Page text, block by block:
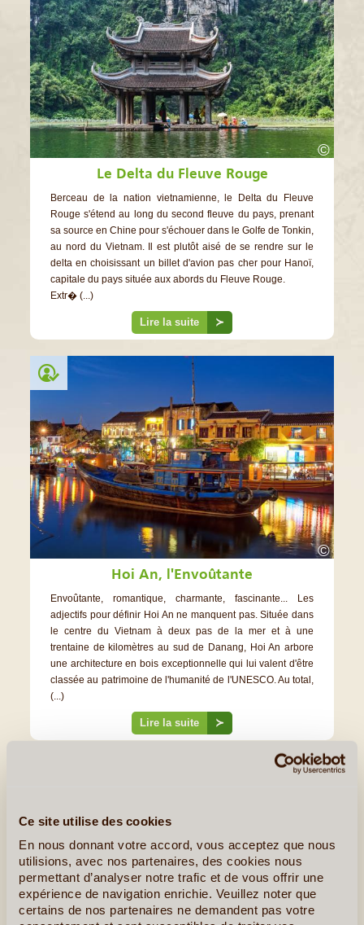
Ce site utilise des cookies
En nous donnant votre accord, vous acceptez que nous
utilisions, avec nos partenaires, des cookies nous
permettant d’analyser notre trafic et de vous offrir une
expérience de navigation enrichie. Veuillez noter que
certains de nos partenaires ne demandent pas votre
©
Le Delta du Fleuve Rouge
Berceau de la nation vietnamienne, le Delta du Fleuve
Rouge s'étend au long du second fleuve du pays, prenant
sa source en Chine pour s'échouer dans le Golfe de Tonkin,
au nord du Vietnam. Il est plutôt aisé de se rendre sur le
delta en choisissant un billet d'avion pas cher pour Hanoï,
capitale du pays située aux abords du Fleuve Rouge.
Extr� (...)
Lire la suite ≻
©
Hoi An, l'Envoûtante
Envoûtante, romantique, charmante, fascinante... Les
adjectifs pour définir Hoi An ne manquent pas. Située dans
le centre du Vietnam à deux pas de la mer et à une
trentaine de kilomètres au sud de Danang, Hoi An arbore
une architecture en bois exceptionnelle qui lui valent d'être
classée au patrimoine de l'humanité de l'UNESCO. Au total,
(...)
Lire la suite ≻